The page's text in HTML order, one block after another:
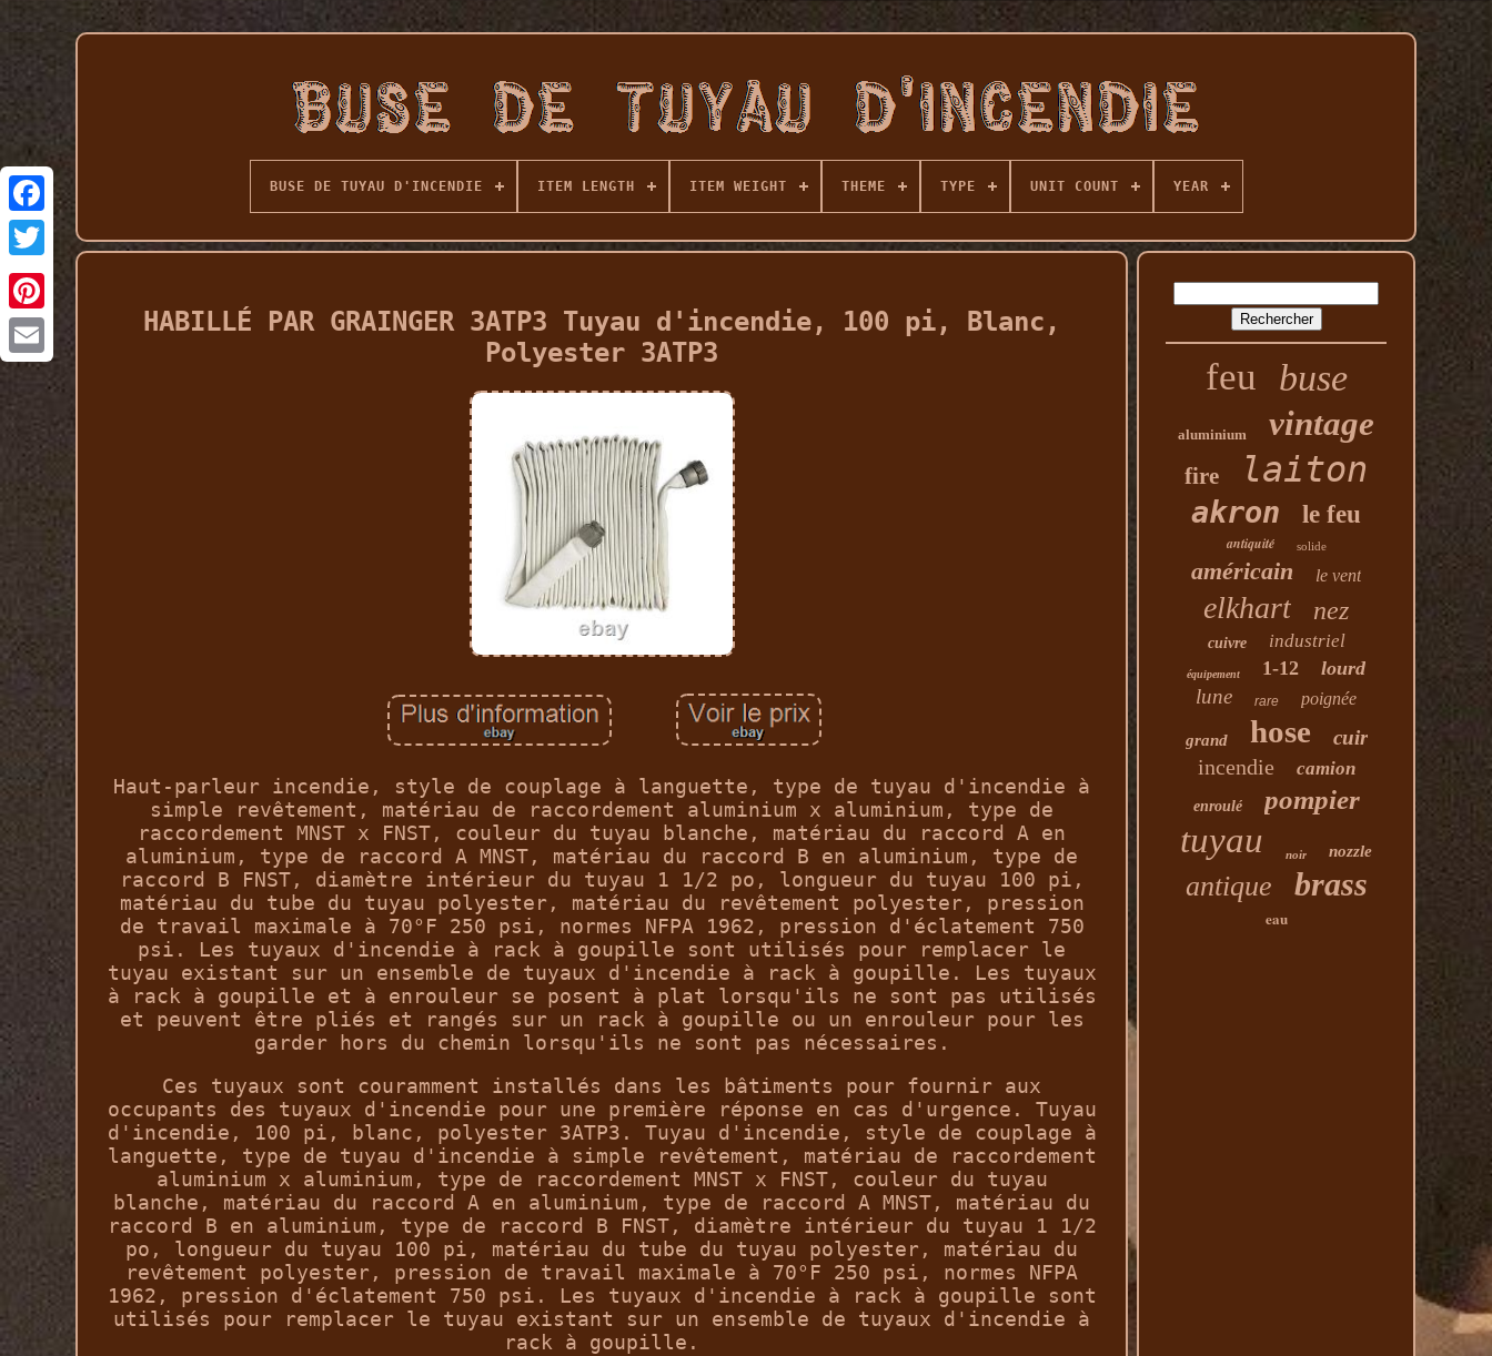
BUSE DE TUYAU D'INCENDIE ITEM LENGTH ITEM WEIGHT THEME TYPE UNIT COUNT YEAR
HABILLÉ PAR GRAINGER 3ATP3 Tuyau d'incendie, 100 pi, Blanc,
Polyester 3ATP3
Haut-parleur incendie, style de couplage à languette, type de tuyau d'incendie à
simple revêtement, matériau de raccordement aluminium x aluminium, type de
raccordement MNST x FNST, couleur du tuyau blanche, matériau du raccord A en
aluminium, type de raccord A MNST, matériau du raccord B en aluminium, type de
raccord B FNST, diamètre intérieur du tuyau 1 1/2 po, longueur du tuyau 100 pi,
matériau du tube du tuyau polyester, matériau du revêtement polyester, pression
de travail maximale à 70°F 250 psi, normes NFPA 1962, pression d'éclatement 750
psi. Les tuyaux d'incendie à rack à goupille sont utilisés pour remplacer le
tuyau existant sur un ensemble de tuyaux d'incendie à rack à goupille. Les tuyaux
à rack à goupille et à enrouleur se posent à plat lorsqu'ils ne sont pas utilisés
et peuvent être pliés et rangés sur un rack à goupille ou un enrouleur pour les
garder hors du chemin lorsqu'ils ne sont pas nécessaires.
Ces tuyaux sont couramment installés dans les bâtiments pour fournir aux
occupants des tuyaux d'incendie pour une première réponse en cas d'urgence. Tuyau
d'incendie, 100 pi, blanc, polyester 3ATP3. Tuyau d'incendie, style de couplage à
languette, type de tuyau d'incendie à simple revêtement, matériau de raccordement
aluminium x aluminium, type de raccordement MNST x FNST, couleur du tuyau
blanche, matériau du raccord A en aluminium, type de raccord A MNST, matériau du
raccord B en aluminium, type de raccord B FNST, diamètre intérieur du tuyau 1 1/2
po, longueur du tuyau 100 pi, matériau du tube du tuyau polyester, matériau du
revêtement polyester, pression de travail maximale à 70°F 250 psi, normes NFPA
1962, pression d'éclatement 750 psi. Les tuyaux d'incendie à rack à goupille sont
utilisés pour remplacer le tuyau existant sur un ensemble de tuyaux d'incendie à
rack à goupille.
feu buse
aluminium vintage
fire laiton
akron le feu
antiquité solide
américain le vent
elkhart nez
cuivre industriel
équipement 1-12 lourd
lune rare poignée
grand hose cuir
incendie camion
enroulé pompier
tuyau noir nozzle
antique brass
eau